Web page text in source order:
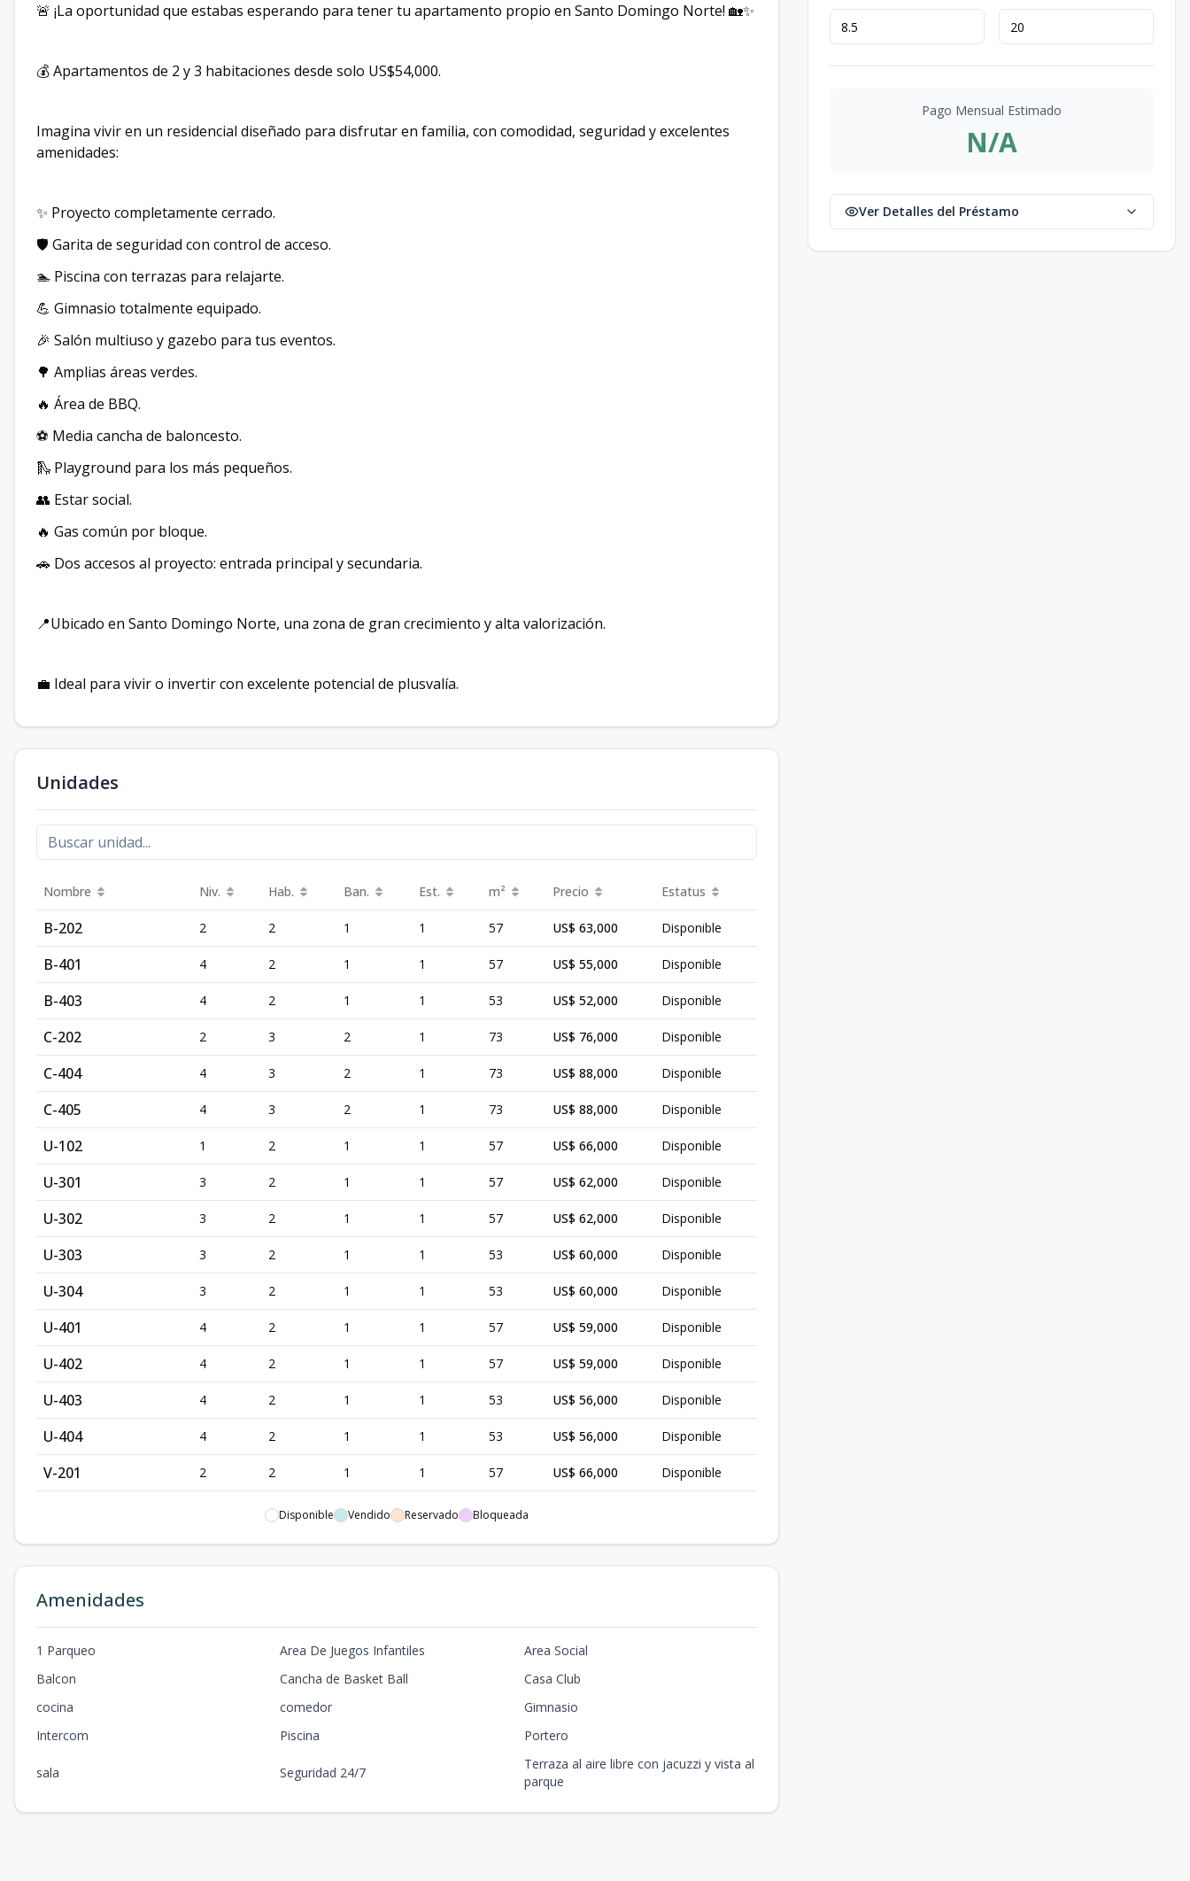
🚨 ¡La oportunidad que estabas esperando para tener tu apartamento propio en Santo Domingo Norte! 🏡✨
💰 Apartamentos de 2 y 3 habitaciones desde solo US$54,000.
Imagina vivir en un residencial diseñado para disfrutar en familia, con comodidad, seguridad y excelentes
amenidades:
✨ Proyecto completamente cerrado.
🛡️ Garita de seguridad con control de acceso.
🏊 Piscina con terrazas para relajarte.
💪 Gimnasio totalmente equipado.
🎉 Salón multiuso y gazebo para tus eventos.
🌳 Amplias áreas verdes.
🔥 Área de BBQ.
⚽ Media cancha de baloncesto.
🛝 Playground para los más pequeños.
👥 Estar social.
🔥 Gas común por bloque.
🚗 Dos accesos al proyecto: entrada principal y secundaria.
📍Ubicado en Santo Domingo Norte, una zona de gran crecimiento y alta valorización.
💼 Ideal para vivir o invertir con excelente potencial de plusvalía.
Unidades
Nombre Niv. Hab. Ban. Est. m² Precio Estatus
B-202 2 2 1 1 57 US$ 63,000 Disponible
B-401 4 2 1 1 57 US$ 55,000 Disponible
B-403 4 2 1 1 53 US$ 52,000 Disponible
C-202 2 3 2 1 73 US$ 76,000 Disponible
C-404 4 3 2 1 73 US$ 88,000 Disponible
C-405 4 3 2 1 73 US$ 88,000 Disponible
U-102 1 2 1 1 57 US$ 66,000 Disponible
U-301 3 2 1 1 57 US$ 62,000 Disponible
U-302 3 2 1 1 57 US$ 62,000 Disponible
U-303 3 2 1 1 53 US$ 60,000 Disponible
U-304 3 2 1 1 53 US$ 60,000 Disponible
U-401 4 2 1 1 57 US$ 59,000 Disponible
U-402 4 2 1 1 57 US$ 59,000 Disponible
U-403 4 2 1 1 53 US$ 56,000 Disponible
U-404 4 2 1 1 53 US$ 56,000 Disponible
V-201 2 2 1 1 57 US$ 66,000 Disponible
2 1 1 57
V-302 3 2 1 1 57 US$ 62,000 Disponible
A-401 1 1 US$ 55,000
Disponible Vendido Reservado Bloqueada
Amenidades
1 Parqueo Area De Juegos Infantiles
Area Social
Balcon
Cancha de Basket Ball
Casa Club
cocina
comedor
Gimnasio
Intercom
Piscina Portero
sala Seguridad 24/7
Terraza al aire libre con jacuzzi y vista al
parque
Pago Mensual Estimado
N/A
Ver Detalles del Préstamo